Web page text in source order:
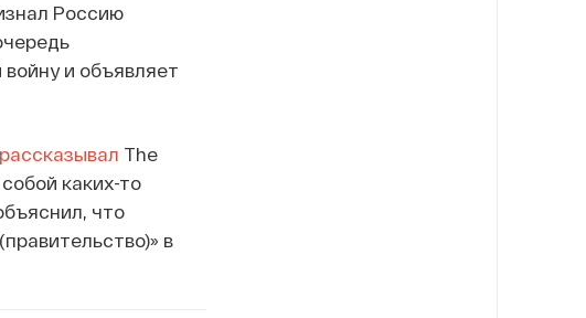
Россию
и объявляет
рассказывал The
каких-то
что
в